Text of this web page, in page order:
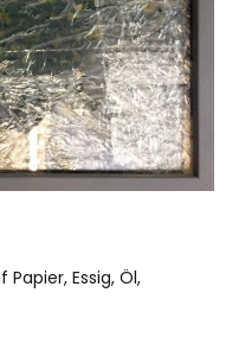
Essig, Öl,